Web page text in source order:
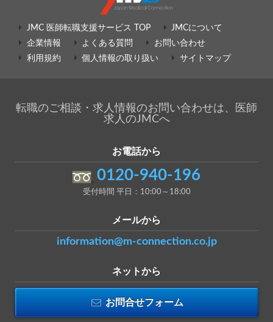
JMC 医師転職支援サービス TOP
JMCについて
企業情報
よくある質問
お問い合わせ
利用規約
個人情報の取り扱い サイトマップ
転職のご相談・求人情報のお問い合わせは、医師
求人のJMCへ
お電話から
0120-940-196
受付時間 平日：10:00～18:00
メールから
information@m-connection.co.jp
ネットから
お問合せフォーム